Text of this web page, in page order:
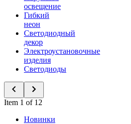
освещение
Гибкий
неон
Светодиодный
декор
Электроустановочные
изделия
Светодиоды
Item 1 of 12
Новинки